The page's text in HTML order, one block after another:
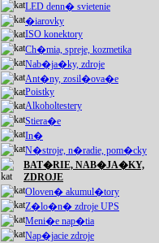
LED denn� svietenie
�iarovky
ISO konektory
Ch�mia, spreje, kozmetika
Nab�ja�ky, zdroje
Ant�ny, zosil�ova�e
Poistky
Alkoholtestery
Stiera�e
In�
N�stroje, n�radie, pom�cky
BAT�RIE, NAB�JA�KY,
ZDROJE
Oloven� akumul�tory
Z�lo�n� zdroje UPS
Meni�e nap�tia
Nap�jacie zdroje